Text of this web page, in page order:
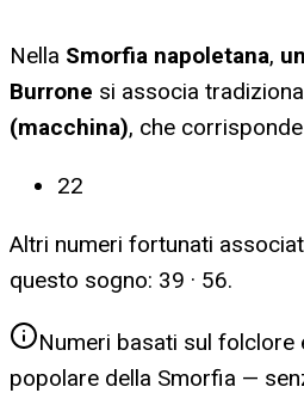
Nella Smorfia napoletana,
Burrone si associa
(macchina), che
22
Altri numeri fortunati
questo sogno: 39 · 56.
Numeri basati sul folclore
popolare della Smorfia —